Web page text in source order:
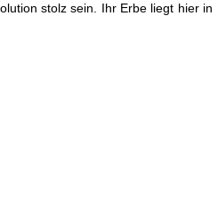
stolz sein. Ihr Erbe liegt hier in